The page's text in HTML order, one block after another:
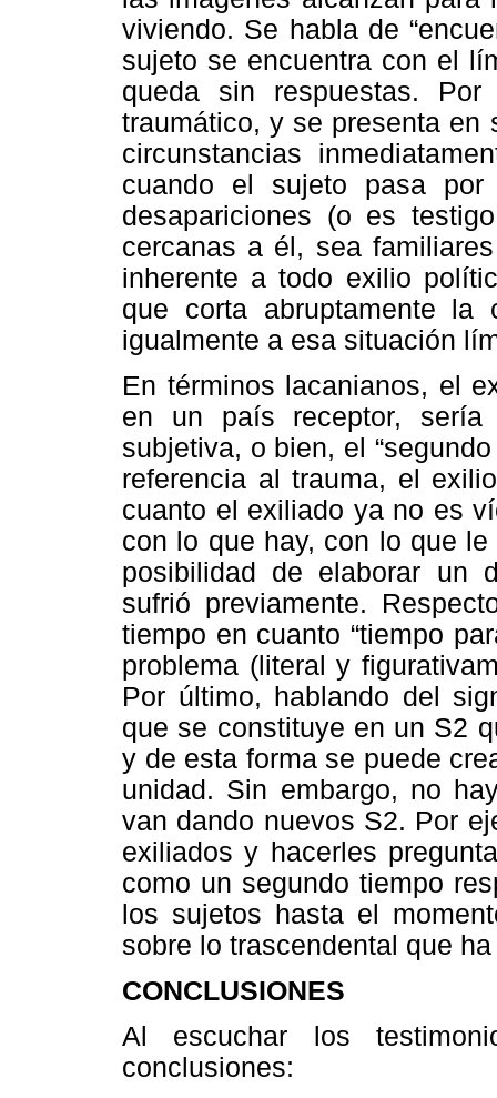
viviendo. Se habla de
sujeto se encuentra con el
queda sin respuestas.
traumático, y se presenta en
circunstancias
cuando el sujeto pasa por
desapariciones (o es
cercanas a él, sea
inherente a todo exilio
que corta abruptamente
igualmente a esa situación
En términos lacanianos, el
en un país receptor, sería
subjetiva, o bien, el
referencia al trauma, el
cuanto el exiliado ya no es
con lo que hay, con lo que
posibilidad de elaborar un
sufrió previamente.
tiempo en cuanto “tiempo
problema (literal y
Por último, hablando del
que se constituye en un S2
y de esta forma se puede
unidad. Sin embargo, no
van dando nuevos S2. Por
exiliados y hacerles
como un segundo tiempo
los sujetos hasta el
sobre lo trascendental que
CONCLUSIONES
Al escuchar los
conclusiones: